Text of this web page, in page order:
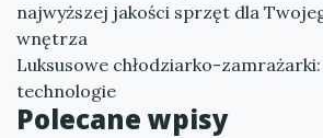
najwyższej jakości sprzęt dla
wnętrza
Luksusowe chłodziarko-
technologie
Polecane wpisy